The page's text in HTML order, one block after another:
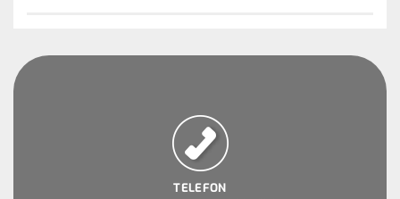
TELEFON